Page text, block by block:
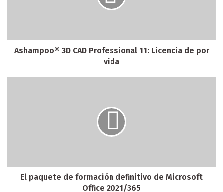
Ashampoo® 3D CAD Professional 11⁠: Licencia de por
vida
El paquete de formación definitivo de Microsoft
Office 2021/365